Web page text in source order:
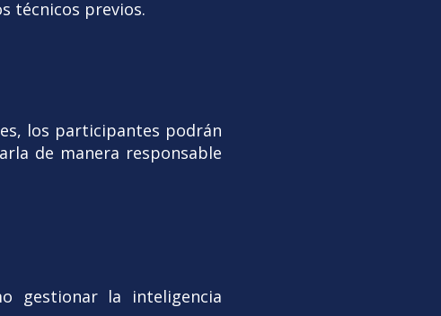
técnicos previos.
los participantes podrán
de manera responsable
gestionar la inteligencia